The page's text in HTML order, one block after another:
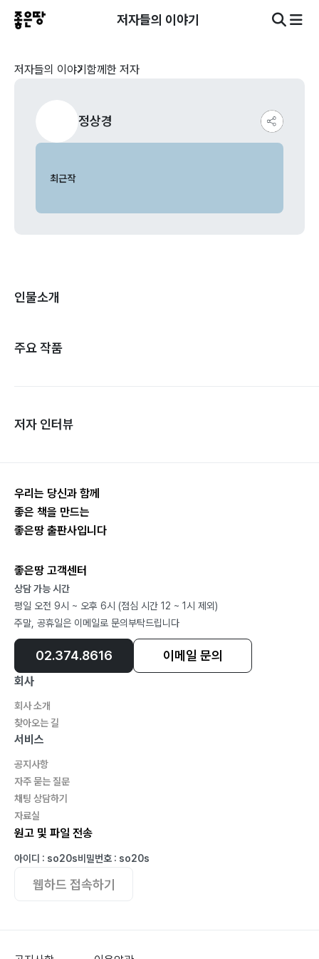
저자들의 이야기
저자들의 이야기 함께한 저자
정상경
최근작
인물소개
주요 작품
저자 인터뷰
우리는 당신과 함께
좋은 책을 만드는
좋은땅 출판사입니다
좋은땅 고객센터
상담 가능 시간
평일 오전 9시 ~ 오후 6시 (점심 시간 12 ~ 1시 제외)
주말, 공휴일은 이메일로 문의부탁드립니다
02.374.8616 이메일 문의
회사
회사 소개
찾아오는 길
서비스
공지사항
자주 묻는 질문
채팅 상담하기
자료실
원고 및 파일 전송
아이디 : so20s비밀번호 : so20s
웹하드 접속하기